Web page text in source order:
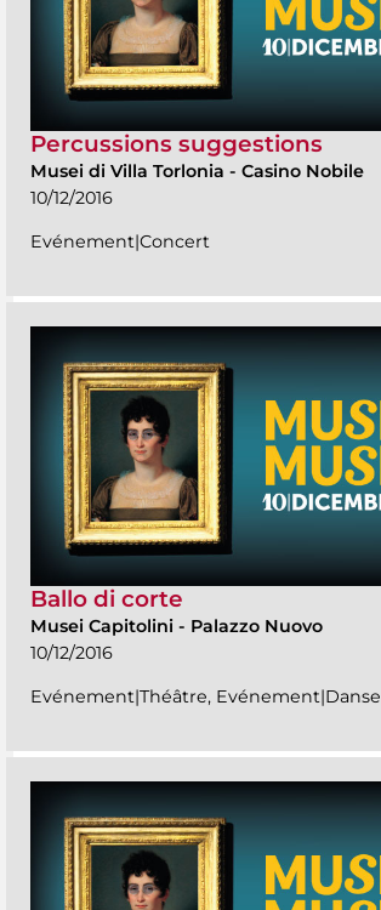
Percussions suggestions
Musei di Villa Torlonia - Casino Nobile
10/12/2016
Evénement|Concert
Ballo di corte
Musei Capitolini - Palazzo Nuovo
10/12/2016
Evénement|Théâtre, Evénement|Danse